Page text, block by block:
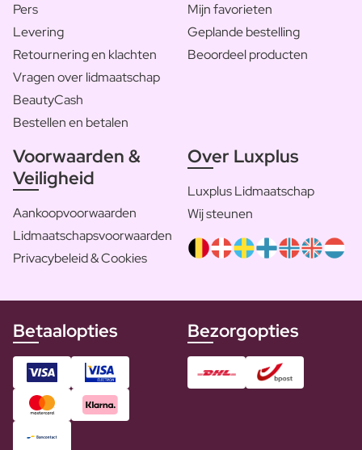
Pers
Levering
Retournering en klachten
Vragen over lidmaatschap
BeautyCash
Bestellen en betalen
Mijn favorieten
Geplande bestelling
Beoordeel producten
Voorwaarden &
Veiligheid
Aankoopvoorwaarden
Lidmaatschapsvoorwaarden
Privacybeleid & Cookies
Over Luxplus
Luxplus Lidmaatschap
Wij steunen
Betaalopties Bezorgopties